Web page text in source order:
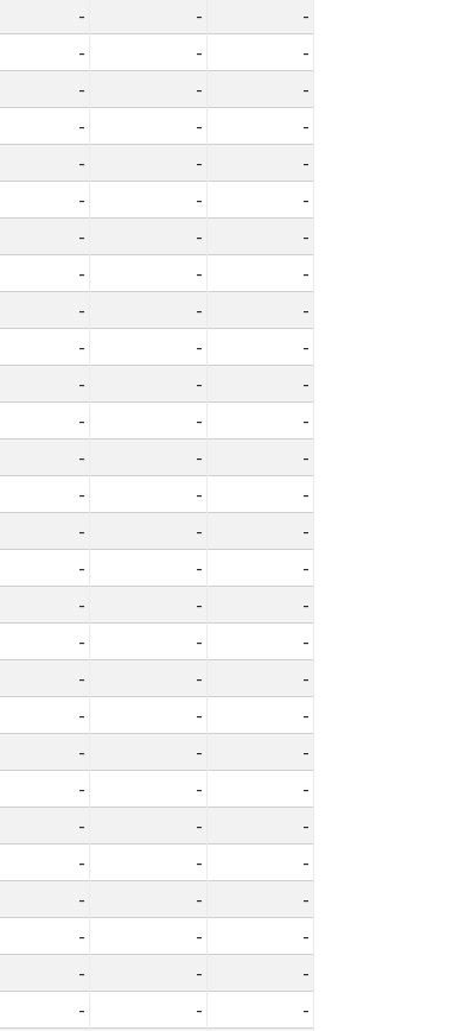
- -
-
- -
-
- -
-
- -
-
- -
-
- -
-
- -
-
- -
-
- -
-
- -
-
- -
-
- -
-
- -
-
- -
-
- -
-
- -
-
- -
-
- -
-
- -
-
- -
-
- -
-
- -
-
- -
-
- -
-
- -
-
- -
-
- -
-
- -
-